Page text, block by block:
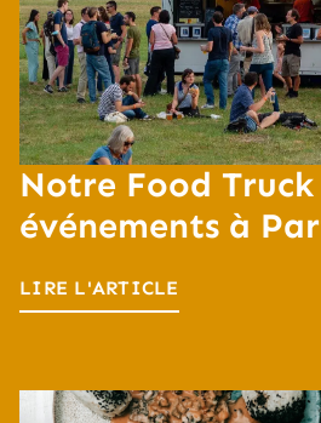
Notre Food
événements à
LIRE L'ARTICLE